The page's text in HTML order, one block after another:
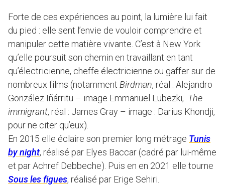
Forte de ces expériences au point, la lumière lui fait
du pied : elle sent l’envie de vouloir comprendre et
manipuler cette matière vivante. C’est à New York
qu’elle poursuit son chemin en travaillant en tant
qu’électricienne, cheffe électricienne ou gaffer sur de
nombreux films (notamment Birdman, réal : Alejandro
González Iñárritu – image Emmanuel Lubezki, The
immigrant, réal : James Gray – image : Darius Khondji,
pour ne citer qu’eux).
En 2015 elle éclaire son premier long métrage Tunis
by night, réalisé par Elyes Baccar (cadré par lui-même
et par Achref Debbeche). Puis en en 2021 elle tourne
Sous les figues, réalisé par Erige Sehiri.